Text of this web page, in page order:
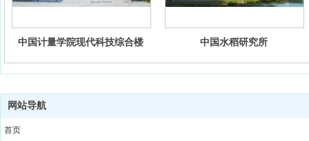
中国计量学院现代科技综合楼 中国水稻研究所
网站导航
首页